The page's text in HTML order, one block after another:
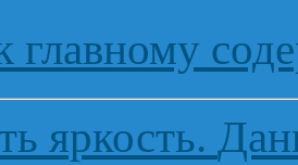
главному
яркость.